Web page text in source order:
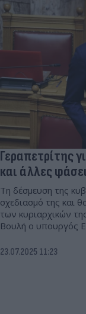
Γεραπετρίτης
και άλλες
Τη δέσμευση της
σχεδιασμό της και
των κυριαρχικών
Βουλή ο υπουργός
23.07.2025 11:23